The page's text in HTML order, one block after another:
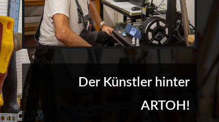
Der Künstler hinter
ARTOH!